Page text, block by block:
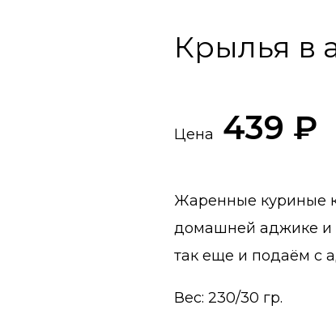
Крылья в
Цена 439 ₽
Жаренные куриные
домашней аджике и
так еще и подаём с
Вес: 230/30 гр.